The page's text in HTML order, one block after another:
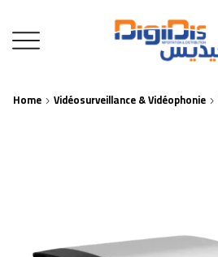
Home Vidéosurveillance & Vidéophonie